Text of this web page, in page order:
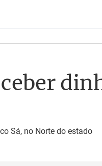
Sá, no Norte do estado